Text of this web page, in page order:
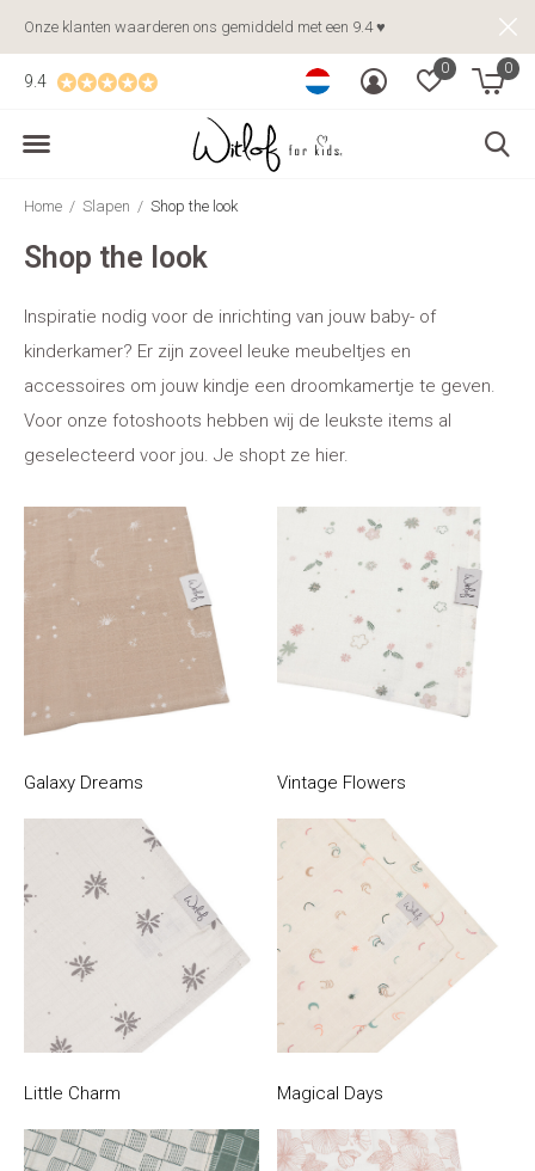
0 0
9.4
Onze klanten waarderen ons gemiddeld met een 9.4 ♥
Home Slapen Shop the look
Shop the look
Inspiratie nodig voor de inrichting van jouw baby- of
kinderkamer? Er zijn zoveel leuke meubeltjes en
accessoires om jouw kindje een droomkamertje te geven.
Voor onze fotoshoots hebben wij de leukste items al
geselecteerd voor jou. Je shopt ze hier.
Galaxy Dreams Vintage Flowers
Little Charm Magical Days